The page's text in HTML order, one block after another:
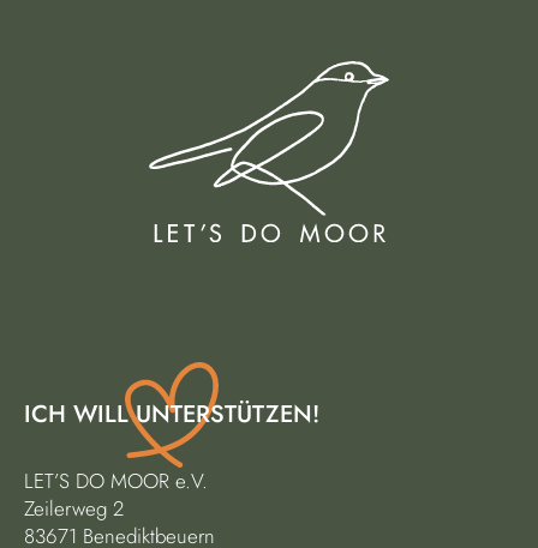
ICH WILL UNTERSTÜTZEN!
LET’S DO MOOR e.V.
Zeilerweg 2
83671 Benediktbeuern